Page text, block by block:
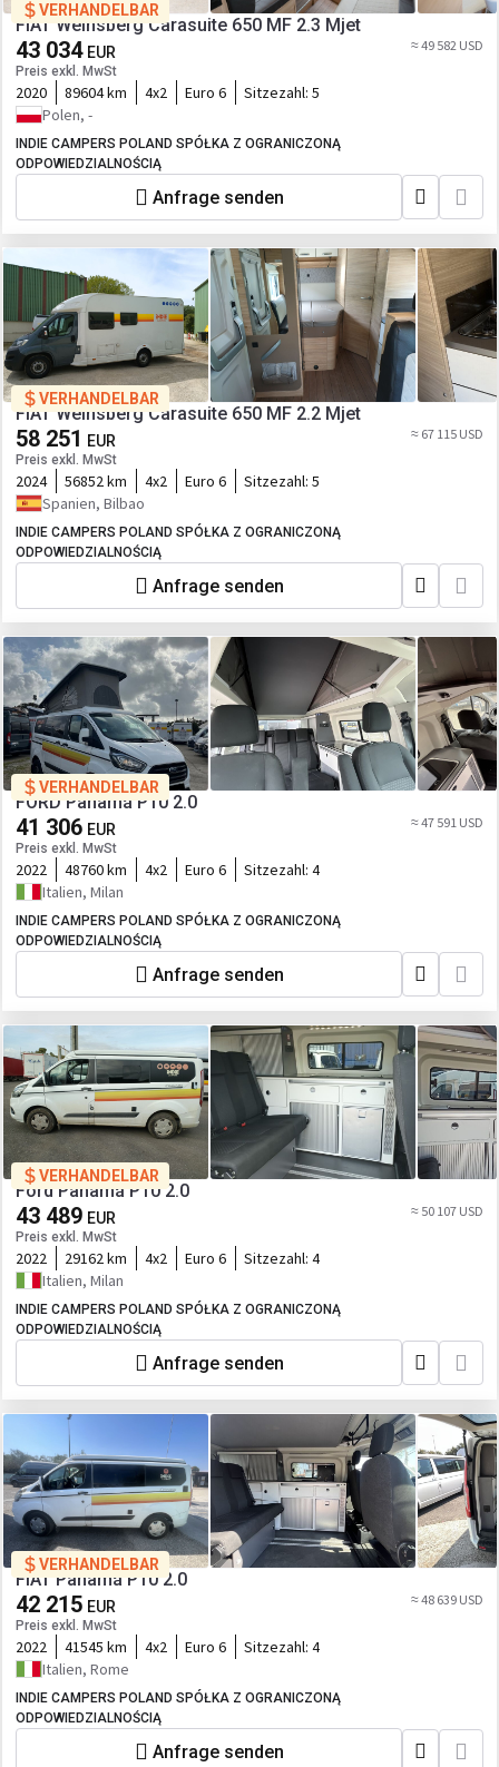
VERHANDELBAR
FIAT Weinsberg Carasuite 650 MF 2.3 Mjet
43 034 EUR
Preis exkl. MwSt
≈ 49 582 USD
2020 89604 km 4x2 Euro 6 Sitzezahl: 5
Polen, -
INDIE CAMPERS POLAND SPÓŁKA Z OGRANICZONĄ
ODPOWIEDZIALNOŚCIĄ
Anfrage senden
VERHANDELBAR
FIAT Weinsberg Carasuite 650 MF 2.2 Mjet
58 251 EUR
Preis exkl. MwSt
≈ 67 115 USD
2024 56852 km 4x2 Euro 6 Sitzezahl: 5
Spanien, Bilbao
INDIE CAMPERS POLAND SPÓŁKA Z OGRANICZONĄ
ODPOWIEDZIALNOŚCIĄ
Anfrage senden
VERHANDELBAR
FORD Panamá P10 2.0
41 306 EUR
Preis exkl. MwSt
≈ 47 591 USD
2022 48760 km 4x2 Euro 6 Sitzezahl: 4
Italien, Milan
INDIE CAMPERS POLAND SPÓŁKA Z OGRANICZONĄ
ODPOWIEDZIALNOŚCIĄ
Anfrage senden
VERHANDELBAR
Ford Panamá P10 2.0
43 489 EUR
Preis exkl. MwSt
≈ 50 107 USD
2022 29162 km 4x2 Euro 6 Sitzezahl: 4
Italien, Milan
INDIE CAMPERS POLAND SPÓŁKA Z OGRANICZONĄ
ODPOWIEDZIALNOŚCIĄ
Anfrage senden
VERHANDELBAR
FIAT Panamá P10 2.0
42 215 EUR
Preis exkl. MwSt
≈ 48 639 USD
2022 41545 km 4x2 Euro 6 Sitzezahl: 4
Italien, Rome
INDIE CAMPERS POLAND SPÓŁKA Z OGRANICZONĄ
ODPOWIEDZIALNOŚCIĄ
Anfrage senden